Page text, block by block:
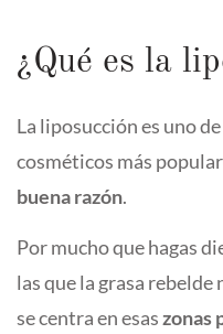
¿Qué es la
La liposucción es uno
cosméticos más
buena razón.
Por mucho que hagas
las que la grasa rebelde
se centra en esaszonas